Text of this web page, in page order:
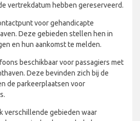
vertrekdatum hebben gereserveerd.
voor gehandicapte
Deze gebieden stellen hen in
en hun aankomst te melden.
beschikbaar voor passagiers met
Deze bevinden zich bij de
de parkeerplaatsen voor
verschillende gebieden waar